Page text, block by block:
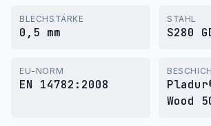
BLECHSTÄRKE
0,5 mm
STAHL
S280
EU-NORM
EN 14782:2008
Wood